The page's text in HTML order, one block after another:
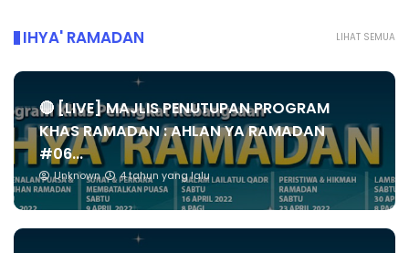
LIHAT SEMUA
IHYA' RAMADAN
🔴 [LIVE] MAJLIS PENUTUPAN PROGRAM
KHAS RAMADAN : AHLAN YA RAMADAN
#06...
Unknown 4 tahun yang lalu